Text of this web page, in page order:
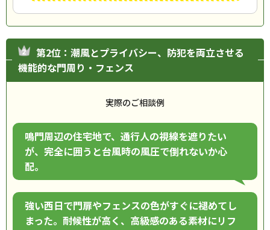
第2位：潮風とプライバシー、防犯を両立させる
機能的な門周り・フェンス
実際のご相談例
鳴門周辺の住宅地で、通行人の視線を遮りたい
が、完全に囲うと台風時の風圧で倒れないか心
配。
強い西日で門扉やフェンスの色がすぐに褪めてし
まった。耐候性が高く、高級感のある素材にリフ